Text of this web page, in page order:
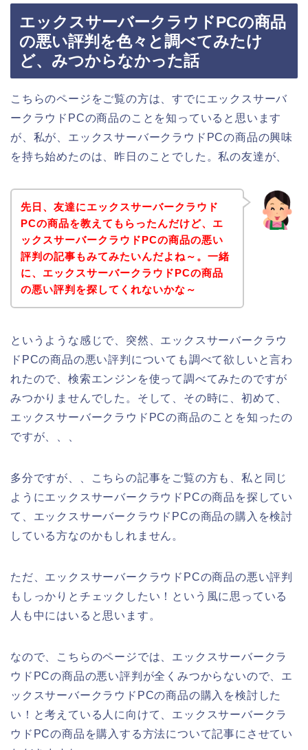
エックスサーバークラウドPCの商品
の悪い評判を色々と調べてみたけ
ど、みつからなかった話
こちらのページをご覧の方は、すでにエックスサーバ
ークラウドPCの商品のことを知っていると思います
が、私が、エックスサーバークラウドPCの商品の興味
を持ち始めたのは、昨日のことでした。私の友達が、
先日、友達にエックスサーバークラウド
PCの商品を教えてもらったんだけど、エ
ックスサーバークラウドPCの商品の悪い
評判の記事もみてみたいんだよね～。一緒
に、エックスサーバークラウドPCの商品
の悪い評判を探してくれないかな～
というような感じで、突然、エックスサーバークラウ
ドPCの商品の悪い評判についても調べて欲しいと言わ
れたので、検索エンジンを使って調べてみたのですが
みつかりませんでした。そして、その時に、初めて、
エックスサーバークラウドPCの商品のことを知ったの
ですが、、、
多分ですが、、こちらの記事をご覧の方も、私と同じ
ようにエックスサーバークラウドPCの商品を探してい
て、エックスサーバークラウドPCの商品の購入を検討
している方なのかもしれません。
ただ、エックスサーバークラウドPCの商品の悪い評判
もしっかりとチェックしたい！という風に思っている
人も中にはいると思います。
なので、こちらのページでは、エックスサーバークラ
ウドPCの商品の悪い評判が全くみつからないので、エ
ックスサーバークラウドPCの商品の購入を検討した
い！と考えている人に向けて、エックスサーバークラ
ウドPCの商品を購入する方法について記事にさせてい